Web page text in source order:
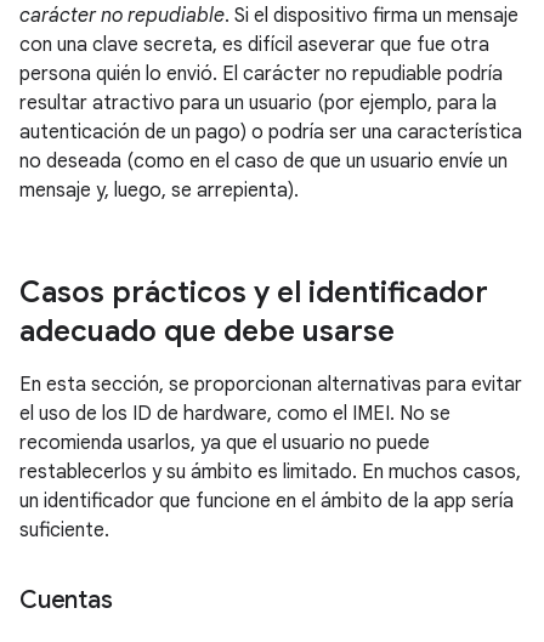
carácter no repudiable. Si el dispositivo firma un mensaje
con una clave secreta, es difícil aseverar que fue otra
persona quién lo envió. El carácter no repudiable podría
resultar atractivo para un usuario (por ejemplo, para la
autenticación de un pago) o podría ser una característica
no deseada (como en el caso de que un usuario envíe un
mensaje y, luego, se arrepienta).
Casos prácticos y el identificador
adecuado que debe usarse
En esta sección, se proporcionan alternativas para evitar
el uso de los ID de hardware, como el IMEI. No se
recomienda usarlos, ya que el usuario no puede
restablecerlos y su ámbito es limitado. En muchos casos,
un identificador que funcione en el ámbito de la app sería
suficiente.
Cuentas